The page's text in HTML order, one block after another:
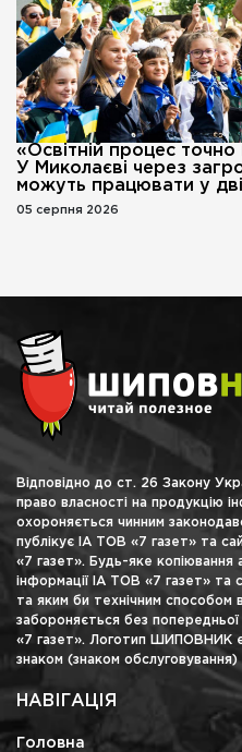
«Освітній процес
У Миколаєві через
можуть працювати у
05 серпня 2026
Відповідно до ст. 26 Закону
право власності на продукцію
охороняється чинним
публікує ІА ТОВ «7 газет» та
«7 газет». Будь-яке
інформації ІА ТОВ «7 газет» та
та яким би технічним способом
забороняється без
«7 газет». Логотип ШИПОВНИК
знаком (знаком
НАВІГАЦІЯ
Головна